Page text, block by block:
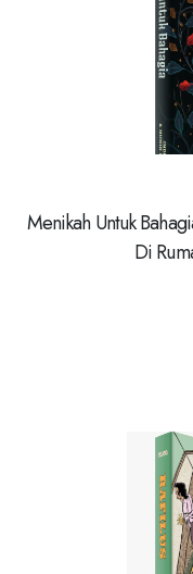
Menikah Untuk
Di